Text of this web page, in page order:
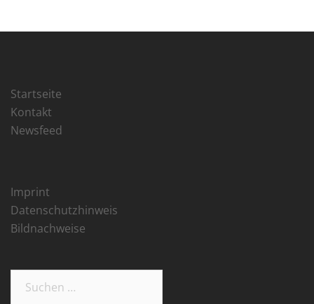
Startseite
Kontakt
Newsfeed
Imprint
Datenschutzhinweis
Bildnachweise
nach: